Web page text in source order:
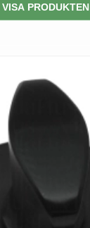
VISA PRODUKTEN